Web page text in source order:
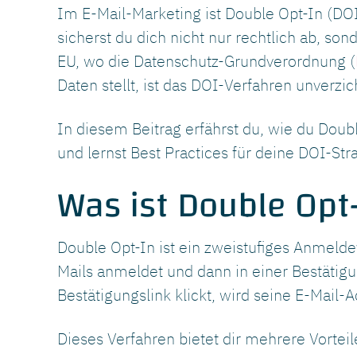
Im E-Mail-Marketing ist Double Opt-In
sicherst du dich nicht nur rechtlich ab,
EU, wo die Datenschutz-Grundverordnung (
Daten stellt, ist das DOI-Verfahren
In diesem Beitrag erfährst du, wie du
und lernst Best Practices für deine DOI-
Was ist Double
Double Opt-In ist ein zweistufiges
Mails anmeldet und dann in einer
Bestätigungslink klickt, wird seine E-Mail-
Dieses Verfahren bietet dir mehrere